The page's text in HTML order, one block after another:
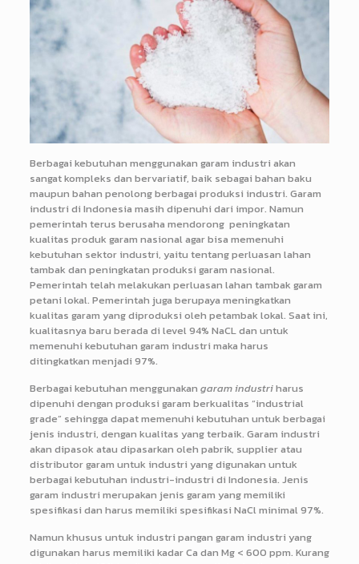
Berbagai kebutuhan menggunakan garam industri akan
sangat kompleks dan bervariatif, baik sebagai bahan baku
maupun bahan penolong berbagai produksi industri. Garam
industri di Indonesia masih dipenuhi dari impor. Namun
pemerintah terus berusaha mendorong peningkatan
kualitas produk garam nasional agar bisa memenuhi
kebutuhan sektor industri, yaitu tentang perluasan lahan
tambak dan peningkatan produksi garam nasional.
Pemerintah telah melakukan perluasan lahan tambak garam
petani lokal. Pemerintah juga berupaya meningkatkan
kualitas garam yang diproduksi oleh petambak lokal. Saat ini,
kualitasnya baru berada di level 94% NaCL dan untuk
memenuhi kebutuhan garam industri maka harus
ditingkatkan menjadi 97%.
Berbagai kebutuhan menggunakan garam industriharus
dipenuhi dengan produksi garam berkualitas “industrial
grade” sehingga dapat memenuhi kebutuhan untuk berbagai
jenis industri, dengan kualitas yang terbaik. Garam industri
akan dipasok atau dipasarkan oleh pabrik, supplier atau
distributor garam untuk industri yang digunakan untuk
berbagai kebutuhan industri-industri di Indonesia. Jenis
garam industri merupakan jenis garam yang memiliki
spesifikasi dan harus memiliki spesifikasi NaCl minimal 97%.
Namun khusus untuk industri pangan garam industri yang
digunakan harus memiliki kadar Ca dan Mg < 600 ppm. Kurang